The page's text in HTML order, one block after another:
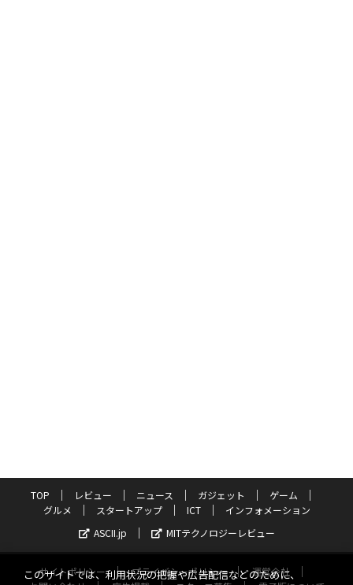
TOP レビュー ニュース ガジェット
ゲーム
グルメ
スタートアップ ICT
インフォメーション
ASCII.jp
MITテクノロジーレビュー
サイトポリシー プライバシーポリシー
運営会社
このサイトでは、利用状況の把握や広告配信などのために、